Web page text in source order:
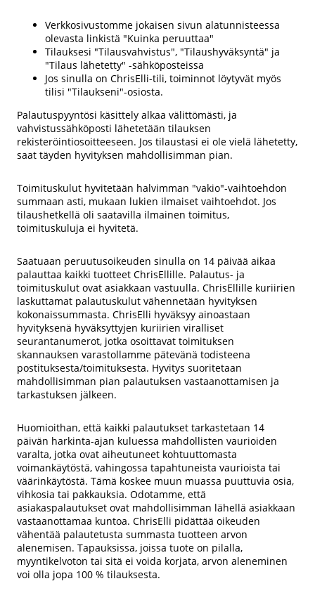
Verkkosivustomme jokaisen sivun alatunnisteessa
olevasta linkistä "Kuinka peruuttaa"
Tilauksesi "Tilausvahvistus", "Tilaushyväksyntä" ja
"Tilaus lähetetty" -sähköposteissa
Jos sinulla on ChrisElli-tili, toiminnot löytyvät myös
tilisi "Tilaukseni"-osiosta.
Palautuspyyntösi käsittely alkaa välittömästi, ja
vahvistussähköposti lähetetään tilauksen
rekisteröintiosoitteeseen. Jos tilaustasi ei ole vielä lähetetty,
saat täyden hyvityksen mahdollisimman pian.
Toimituskulut hyvitetään halvimman "vakio"-vaihtoehdon
summaan asti, mukaan lukien ilmaiset vaihtoehdot. Jos
tilaushetkellä oli saatavilla ilmainen toimitus,
toimituskuluja ei hyvitetä.
Saatuaan peruutusoikeuden sinulla on 14 päivää aikaa
palauttaa kaikki tuotteet ChrisEllille. Palautus- ja
toimituskulut ovat asiakkaan vastuulla. ChrisEllille kuriirien
laskuttamat palautuskulut vähennetään hyvityksen
kokonaissummasta. ChrisElli hyväksyy ainoastaan
hyvityksenä hyväksyttyjen kuriirien viralliset
seurantanumerot, jotka osoittavat toimituksen
skannauksen varastollamme pätevänä todisteena
postituksesta/toimituksesta. Hyvitys suoritetaan
mahdollisimman pian palautuksen vastaanottamisen ja
tarkastuksen jälkeen.
Huomioithan, että kaikki palautukset tarkastetaan 14
päivän harkinta-ajan kuluessa mahdollisten vaurioiden
varalta, jotka ovat aiheutuneet kohtuuttomasta
voimankäytöstä, vahingossa tapahtuneista vaurioista tai
väärinkäytöstä. Tämä koskee muun muassa puuttuvia osia,
vihkosia tai pakkauksia. Odotamme, että
asiakaspalautukset ovat mahdollisimman lähellä asiakkaan
vastaanottamaa kuntoa. ChrisElli pidättää oikeuden
vähentää palautetusta summasta tuotteen arvon
alenemisen. Tapauksissa, joissa tuote on pilalla,
myyntikelvoton tai sitä ei voida korjata, arvon aleneminen
voi olla jopa 100 % tilauksesta.